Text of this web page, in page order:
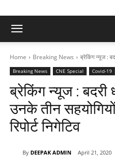
Home Breaking News ब्रेकिंग न्यूज :
Breaking News CNE Special Covid-19
ब्रेकिंग न्यूज : बदरी
उनके तीन
रिपोर्ट निगेटिव
By DEEPAK ADMIN April 21, 2020